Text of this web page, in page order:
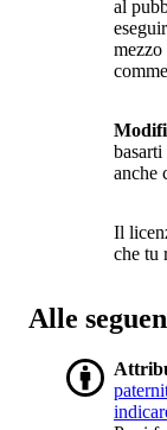
al
mezzo
basarti
anche
Il
che tu
Alle